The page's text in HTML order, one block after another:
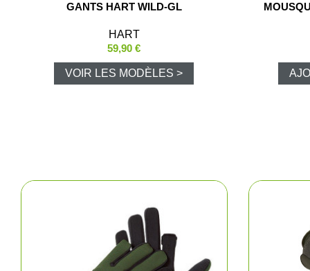
GANTS HART WILD-GL
HART
59,90 €
VOIR LES MODÈLES >